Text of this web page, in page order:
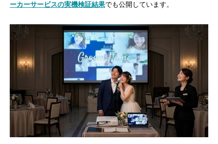
ーカーサービスの実機検証結果でも公開しています。